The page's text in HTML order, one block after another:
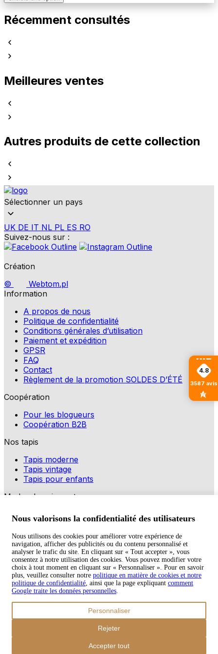
Récemment consultés
Meilleures ventes
Autres produits de cette collection
Sélectionner un pays
UK DE IT NL PL ES RO
Suivez-nous sur :
Création
©
Webtom.pl
Information
A propos de nous
Politique de confidentialité
Conditions générales d’utilisation
Paiement et expédition
GPSR
FAQ
Contact
Règlement de la promotion SOLDES D’ÉTÉ
Coopération
Pour les blogueurs
Coopération B2B
Nos tapis
Tapis moderne
Tapis vintage
Tapis pour enfants
Modes de paiement
Copyright © 2026 TAPISO
4.8
3587 avis
Nous valorisons la confidentialité des utilisateurs
Nous utilisons des cookies pour améliorer votre expérience de
navigation, afficher des publicités ou du contenu personnalisé et
analyser le trafic du site. En cliquant sur « Tout accepter », vous
consentez à notre utilisation des cookies. Vous pouvez modifier votre
choix à tout moment en cliquant sur « Personnaliser ». Pour en savoir
plus, veuillez consulter notre politique en matière de cookies et notre
politique de confidentialité, ainsi que la page expliquant comment
Google traite les données personnelles.
Personnaliser
Rejeter
Accepter tout
Panier
0,00
0,00